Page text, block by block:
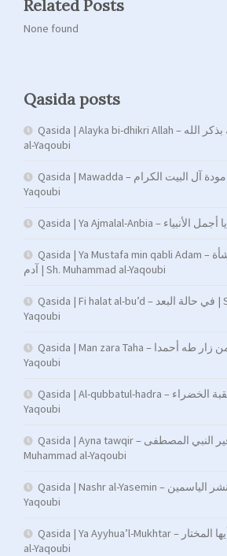
Related Posts
None found
Qasida posts
Qasida | Alayka bi-dhikri Allah – عليك بذكر الله | Sh. Muhammad
al-Yaqoubi
Qasida | Mawadda – مودة آل البيت الكرام | Sh. Ibrahim al-
Yaqoubi
Qasida | Ya Ajmalal-Anbia – يا أجمل الأنبياء
Qasida | Ya Mustafa min qabli Adam – يا مصطفى من قبل نشأة
آدم | Sh. Muhammad al-Yaqoubi
Qasida | Fi halat al-bu’d – في حالة البعد | Sh. Muhammad al-
Yaqoubi
Qasida | Man zara Taha – من زار طه أحمدا | Sh. Muhammad al-
Yaqoubi
Qasida | Al-qubbatul-hadra – القبة الخضراء | Sh. Muhammad al-
Yaqoubi
Qasida | Ayna tawqir – أين توقير النبي المصطفى | Sh.
Muhammad al-Yaqoubi
Qasida | Nashr al-Yasemin – نشر الياسمين | Sh. Muhammad al-
Yaqoubi
Qasida | Ya Ayyhua’l-Mukhtar – يا أيها المختار | Sh. Muhammad
al-Yaqoubi